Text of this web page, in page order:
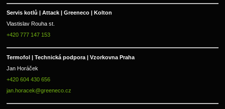
Servis kotlů | Attack | Greeneco | Kolton
Vlastislav Rouha st.
+420 777 147 153
Termofol | Technická podpora | Vzorkovna Praha
Jan Horáček
+420 604 430 656
jan.horacek@greeneco.cz